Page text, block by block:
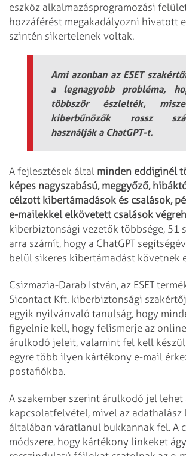
eszköz alkalmazásprogramozási
hozzáférést megakadályozni hivatott
szintén sikertelenek voltak.
Ami azonban az ESET
a legnagyobb probléma,
többször észlelték,
kiberbűnözők rossz
használják a ChatGPT-t.
A fejlesztések által minden eddiginél
képes nagyszabású, meggyőző,
célzott kibertámadások és csalások,
e-mailekkel elkövetett csalások
kiberbiztonsági vezetők többsége, 51
arra számít, hogy a ChatGPT
belül sikeres kibertámadást követnek
Csizmazia-Darab István, az ESET
Sicontact Kft. kiberbiztonsági
egyik nyilvánvaló tanulság, hogy
figyelnie kell, hogy felismerje az
árulkodó jeleit, valamint fel kell
egyre több ilyen kártékony e-mail
postafiókba.
A szakember szerint árulkodó jel lehet
kapcsolatfelvétel, mivel az adathalász
általában váratlanul bukkannak fel. A
módszere, hogy kártékony linkeket